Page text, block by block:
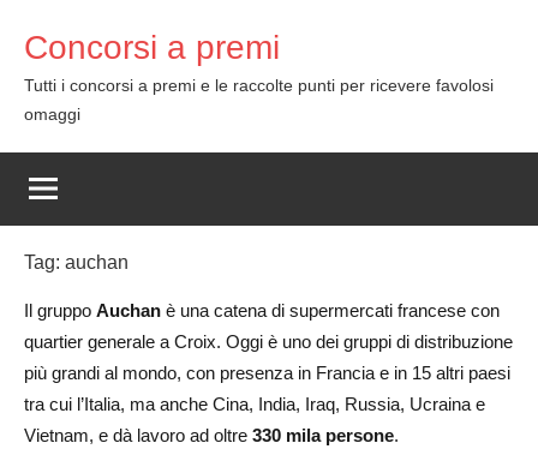
content
Concorsi a premi
Tutti i concorsi a premi e le raccolte punti per ricevere favolosi
omaggi
Tag: auchan
Il gruppo Auchan è una catena di supermercati francese con
quartier generale a Croix. Oggi è uno dei gruppi di distribuzione
più grandi al mondo, con presenza in Francia e in 15 altri paesi
tra cui l’Italia, ma anche Cina, India, Iraq, Russia, Ucraina e
Vietnam, e dà lavoro ad oltre 330 mila persone.